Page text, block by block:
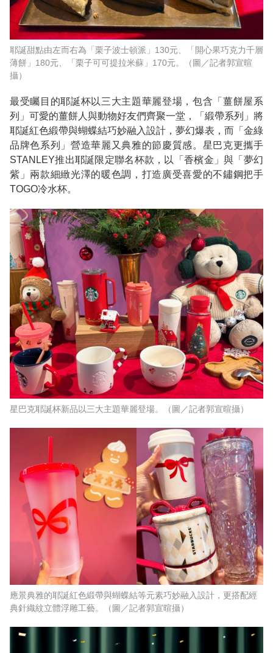
耶誕甜點由左而右為「栗子波士頓派」130元、「開心果巧克力千層
薄餅」180元、「栗子可可提拉米蘇」170元。（圖／記者郭宣暄
攝）
最受矚目的耶誕杯以三大主題華麗登場，包含「薑餅屋系
列」可愛的薑餅人與動物好友們齊聚一堂，「緞帶系列」將
耶誕紅色緞帶與蝴蝶結巧妙融入設計，夢幻爆表，而「金綠
品牌色系列」營造華麗又典雅的節慶質感。星巴克更攜手
STANLEY推出耶誕限定聯名杯款，以「香檳金」與「夢幻
紫」兩款細緻光澤的暖色調，打造廣受喜愛的不鏽鋼把手
TOGO冷水杯。
星巴克耶誕杯新品以三大主題華麗登場。（圖／記者郭宣暄攝）
應景典雅的耶誕紅色緞帶與蝴蝶結等元素巧妙融入設計，更搭配經
典針織紋立體浮雕工藝。（圖／記者郭宣暄攝）